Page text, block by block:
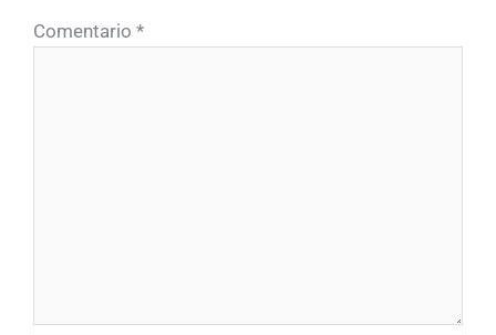
Comentario *